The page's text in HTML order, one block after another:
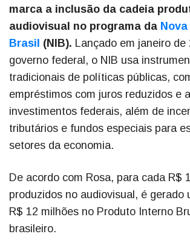
marca a inclusão da cadeia
audiovisual no programa da
Brasil (NIB). Lançado em janeiro de
governo federal, o NIB usa
tradicionais de políticas públicas,
empréstimos com juros reduzidos e
investimentos federais, além de
tributários e fundos especiais para
setores da economia.
De acordo com Rosa, para cada R$
produzidos no audiovisual, é gerado
R$ 12 milhões no Produto Interno
brasileiro.